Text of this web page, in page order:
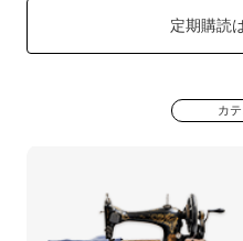
定期購読
カ